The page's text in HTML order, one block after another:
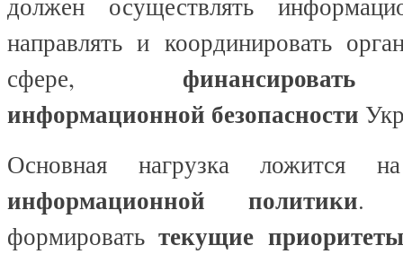
направлять и координировать
сфере,
информационной безопасности
Основная нагрузка ложится
информационной политики.
формироватьтекущие приоритеты